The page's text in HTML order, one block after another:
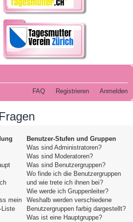
FAQ Registrieren Anmelden
mein
Liste
Benutzer-Stufen und Gruppen
Was sind Administratoren?
Was sind Moderatoren?
Was sind Benutzergruppen?
Wo finde ich die Benutzergruppen
und wie trete ich ihnen bei?
Wie werde ich Gruppenleiter?
Weshalb werden verschiedene
Benutzergruppen farbig dargestellt?
Was ist eine Hauptgruppe?